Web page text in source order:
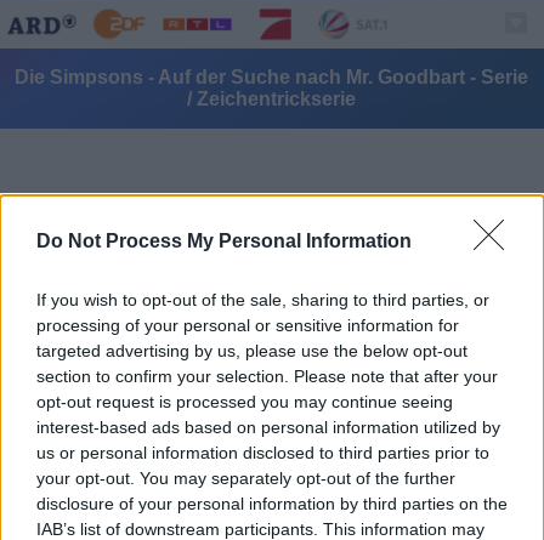
Do Not Process My Personal Information
If you wish to opt-out of the sale, sharing to third parties, or
processing of your personal or sensitive information for
targeted advertising by us, please use the below opt-out
section to confirm your selection. Please note that after your
opt-out request is processed you may continue seeing
interest-based ads based on personal information utilized by
us or personal information disclosed to third parties prior to
your opt-out. You may separately opt-out of the further
disclosure of your personal information by third parties on the
IAB’s list of downstream participants. This information may
Alle Sender
Die Simpsons - Auf der Suche nach Mr. Goodbart - Serie
/ Zeichentrickserie